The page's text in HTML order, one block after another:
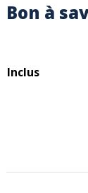
Bon à
Inclus